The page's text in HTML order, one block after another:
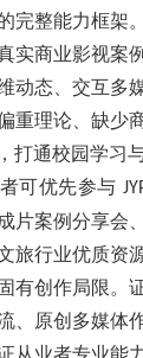
完整能力框架
实商业影视案
动态、交互多
重理论、缺少
打通校园学习
可优先参与
片案例分享会
旅行业优质资
有创作局限。
、原创多媒体
从业者专业能